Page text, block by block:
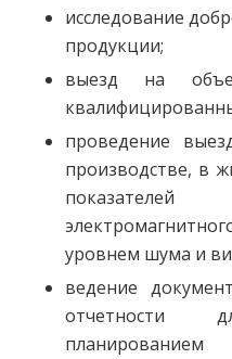
исследование
продукции;
выезд на
проведение
производстве, в
уровнем шума и
ведение
отчетности